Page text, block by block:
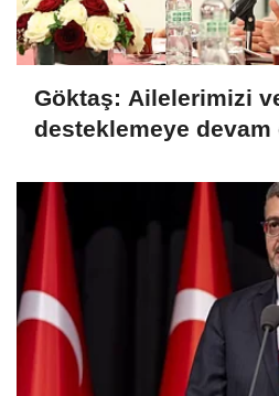
Göktaş: Ailelerimizi
desteklemeye devam